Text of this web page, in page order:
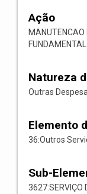
Ação
MANUTENCAO
FUNDAMENTAL
Natureza
Outras
Elemento
36:Outros
Sub-
3627:SERVIÇO